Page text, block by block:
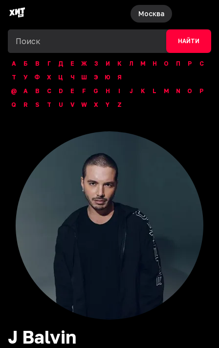
Москва
НАЙТИ
А Б В Г Д Е Ж З И К Л М Н О П Р
С
Т
У Ф Х Ц Ч Ш Э Ю
Я
@
A B C D E F G H I J K L M N O
P
Q
R S T U V W X Y Z
J Balvin